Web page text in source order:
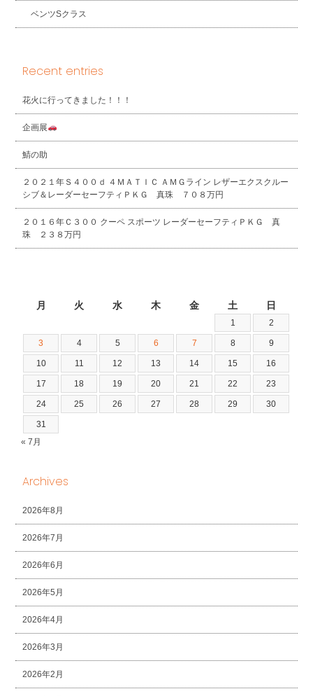
ベンツSクラス
Recent entries
花火に行ってきました！！！
企画展
鯖の助
２０２１年Ｓ４００ｄ ４ＭＡＴＩＣ ＡＭＧライン レザーエクスクルー
シブ＆レーダーセーフティＰＫＧ 真珠 ７０８万円
２０１６年Ｃ３００ クーペ スポーツ レーダーセーフティＰＫＧ 真
珠 ２３８万円
月 火 水 木 金 土 日
1 2
3 4 5 6 7 8 9
10 11 12 13 14 15 16
17 18 19 20 21 22 23
24 25 26 27 28 29 30
31
« 7月
Archives
2026年8月
2026年7月
2026年6月
2026年5月
2026年4月
2026年3月
2026年2月